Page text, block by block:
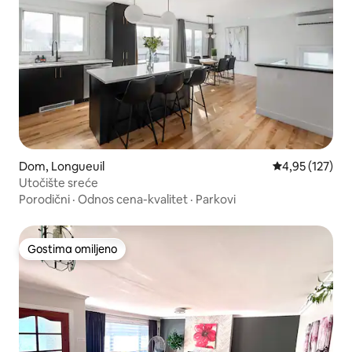
Dom, Longueuil Prosečna
4,95 (127)
Utočište sreće
Porodični · Odnos cena-kvalitet · Parkovi
Gostima omiljeno
Gostima omiljeno